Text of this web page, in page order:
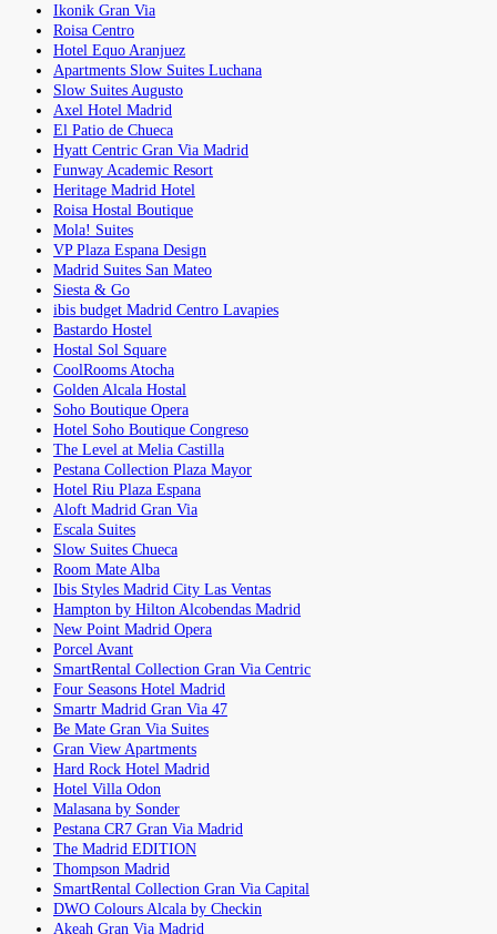
Ikonik Gran Via
Roisa Centro
Hotel Equo Aranjuez
Apartments Slow Suites Luchana
Slow Suites Augusto
Axel Hotel Madrid
El Patio de Chueca
Hyatt Centric Gran Via Madrid
Funway Academic Resort
Heritage Madrid Hotel
Roisa Hostal Boutique
Mola! Suites
VP Plaza Espana Design
Madrid Suites San Mateo
Siesta & Go
ibis budget Madrid Centro Lavapies
Bastardo Hostel
Hostal Sol Square
CoolRooms Atocha
Golden Alcala Hostal
Soho Boutique Opera
Hotel Soho Boutique Congreso
The Level at Melia Castilla
Pestana Collection Plaza Mayor
Hotel Riu Plaza Espana
Aloft Madrid Gran Via
Escala Suites
Slow Suites Chueca
Room Mate Alba
Ibis Styles Madrid City Las Ventas
Hampton by Hilton Alcobendas Madrid
New Point Madrid Opera
Porcel Avant
SmartRental Collection Gran Via Centric
Four Seasons Hotel Madrid
Smartr Madrid Gran Via 47
Be Mate Gran Via Suites
Gran View Apartments
Hard Rock Hotel Madrid
Hotel Villa Odon
Malasana by Sonder
Pestana CR7 Gran Via Madrid
The Madrid EDITION
Thompson Madrid
SmartRental Collection Gran Via Capital
DWO Colours Alcala by Checkin
Akeah Gran Via Madrid